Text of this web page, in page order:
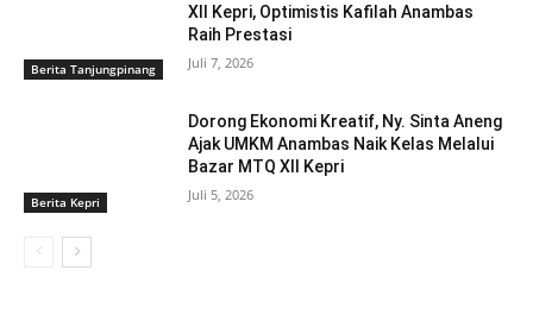
Berita Tanjungpinang
XII Kepri, Optimistis Kafilah Anambas
Raih Prestasi
Juli 7, 2026
Berita Kepri
Dorong Ekonomi Kreatif, Ny. Sinta Aneng
‎Ajak UMKM Anambas Naik Kelas Melalui
Bazar MTQ XII Kepri
Juli 5, 2026